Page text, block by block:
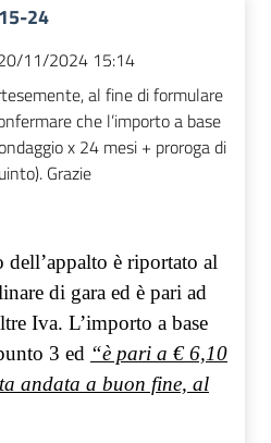
24
11/2024 15:14
al fine di formulare
che l’importo a base
x 24 mesi + proroga di
Grazie
è riportato al
di gara ed è pari ad
Iva. L’importo a base
3 ed “è pari a € 6,10
andata a buon fine, al